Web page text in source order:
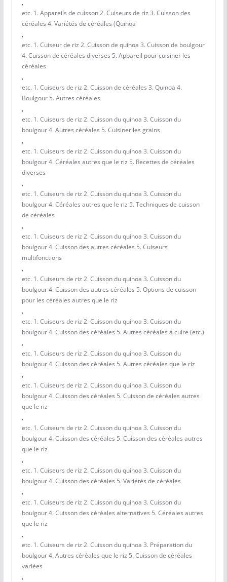
,
etc. 1. Appareils de cuisson 2. Cuiseurs de riz 3. Cuisson des
céréales 4. Variétés de céréales (Quinoa
,
etc. 1. Cuiseur de riz 2. Cuisson de quinoa 3. Cuisson de boulgour
4. Cuisson de céréales diverses 5. Appareil pour cuisiner les
céréales
,
etc. 1. Cuiseurs de riz 2. Cuisson de céréales 3. Quinoa 4.
Boulgour 5. Autres céréales
,
etc. 1. Cuiseurs de riz 2. Cuisson du quinoa 3. Cuisson du
boulgour 4. Autres céréales 5. Cuisiner les grains
,
etc. 1. Cuiseurs de riz 2. Cuisson du quinoa 3. Cuisson du
boulgour 4. Céréales autres que le riz 5. Recettes de céréales
diverses
,
etc. 1. Cuiseurs de riz 2. Cuisson du quinoa 3. Cuisson du
boulgour 4. Céréales autres que le riz 5. Techniques de cuisson
de céréales
,
etc. 1. Cuiseurs de riz 2. Cuisson du quinoa 3. Cuisson du
boulgour 4. Cuisson des autres céréales 5. Cuiseurs
multifonctions
,
etc. 1. Cuiseurs de riz 2. Cuisson du quinoa 3. Cuisson du
boulgour 4. Cuisson des autres céréales 5. Options de cuisson
pour les céréales autres que le riz
,
etc. 1. Cuiseurs de riz 2. Cuisson du quinoa 3. Cuisson du
boulgour 4. Cuisson des céréales 5. Autres céréales à cuire (etc.)
,
etc. 1. Cuiseurs de riz 2. Cuisson du quinoa 3. Cuisson du
boulgour 4. Cuisson des céréales 5. Autres céréales que le riz
,
etc. 1. Cuiseurs de riz 2. Cuisson du quinoa 3. Cuisson du
boulgour 4. Cuisson des céréales 5. Cuisson de céréales autres
que le riz
,
etc. 1. Cuiseurs de riz 2. Cuisson du quinoa 3. Cuisson du
boulgour 4. Cuisson des céréales 5. Cuisson des céréales autres
que le riz
,
etc. 1. Cuiseurs de riz 2. Cuisson du quinoa 3. Cuisson du
boulgour 4. Cuisson des céréales 5. Variétés de céréales
,
etc. 1. Cuiseurs de riz 2. Cuisson du quinoa 3. Cuisson du
boulgour 4. Cuisson des céréales alternatives 5. Céréales autres
que le riz
,
etc. 1. Cuiseurs de riz 2. Cuisson du quinoa 3. Préparation du
boulgour 4. Autres céréales que le riz 5. Cuisson de céréales
variées
,